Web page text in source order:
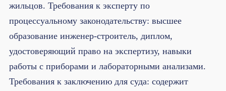
жильцов. Требования к эксперту по
процессуальному законодательству: высшее
образование инженер-строитель, диплом,
удостоверяющий право на экспертизу, навыки
работы с приборами и лабораторными анализами.
Требования к заключению для суда: содержит